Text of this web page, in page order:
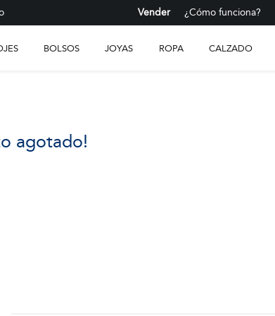
Vender ¿Cómo funciona?
BOLSOS JOYAS ROPA CALZADO
agotado!